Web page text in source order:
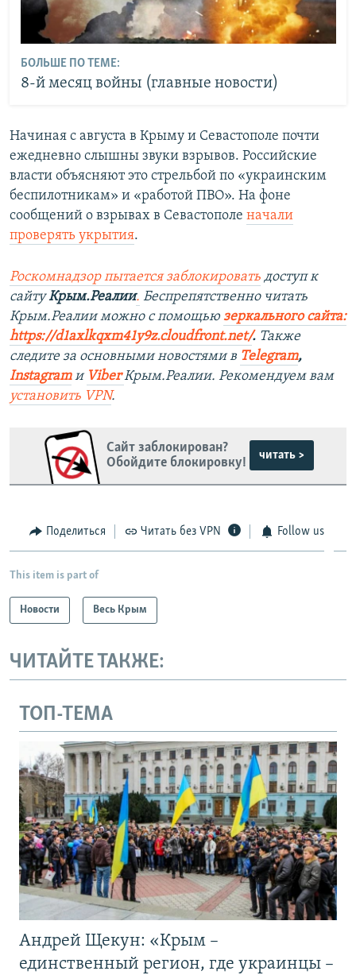
БОЛЬШЕ ПО ТЕМЕ:
8-й месяц войны (главные новости)
Начиная с августа в Крыму и Севастополе почти
ежедневно слышны звуки взрывов. Российские
власти объясняют это стрельбой по «украинским
беспилотникам» и «работой ПВО». На фоне
сообщений о взрывах в Севастополе начали
проверять укрытия.
Роскомнадзор пытается заблокировать доступ к
сайтуКрым.Реалии. Беспрепятственно читать
Крым.Реалии можно с помощью зеркального сайта:
https://d1axlkqxm41y9z.cloudfront.net/. ​ Также
следите за основными новостями в Telegram,
Instagram и ViberКрым.Реалии. Рекомендуем вам
установить VPN.
Сайт заблокирован?
Обойдите блокировку!
читать >
Поделиться Читать без VPN Follow us
This item is part of
Новости Весь Крым
ЧИТАЙТЕ ТАКЖЕ:
ТОП-ТЕМА
Андрей Щекун: «Крым –
единственный регион, где украинцы –